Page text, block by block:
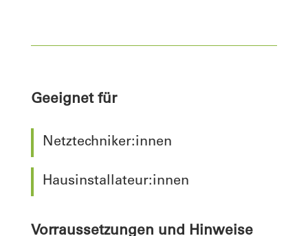
Geeignet für
Netztechniker:innen
Hausinstallateur:innen
Vorraussetzungen und Hinweise